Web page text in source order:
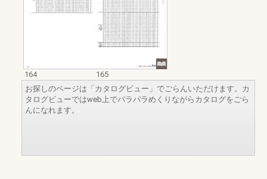
164
165
お探しのページは「カタログビュー」でごらんいただけます。カ
タログビューではweb上でパラパラめくりながらカタログをごら
んになれます。